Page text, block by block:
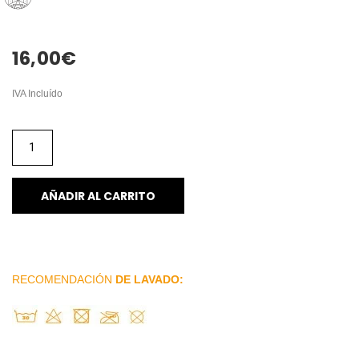
16,00€
IVA Incluído
AÑADIR AL CARRITO
RECOMENDACIÓN DE LAVADO: